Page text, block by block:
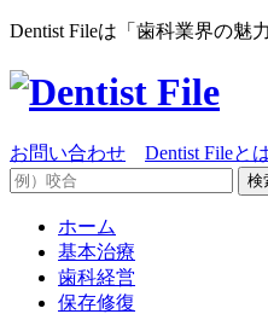
Dentist Fileは「歯科業界の魅
お問い合わせ Dentist Fileと
ホーム
基本治療
歯科経営
保存修復